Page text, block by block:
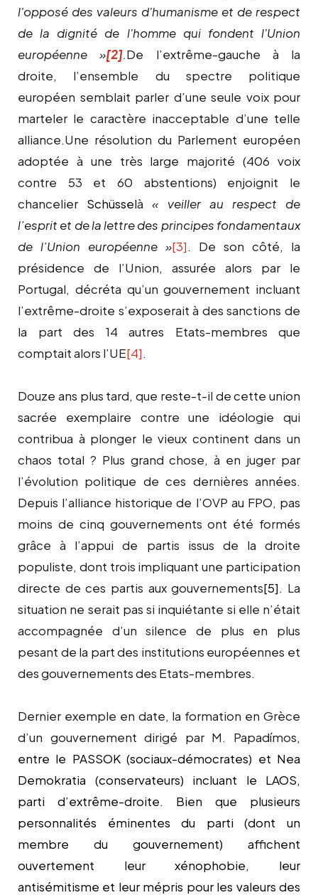
l'opposé des valeurs d'humanisme et de respect
de la dignité de l'homme qui fondent l'Union
européenne »[2].De l’extrême-gauche à la
droite, l’ensemble du spectre politique
européen semblait parler d’une seule voix pour
marteler le caractère inacceptable d’une telle
alliance.Une résolution du Parlement européen
adoptée à une très large majorité (406 voix
contre 53 et 60 abstentions) enjoignit le
chancelier Schüsselà
« veiller au respect de
l’esprit et de la lettre des principes fondamentaux
de l’Union européenne »[3]. De son côté, la
présidence de l’Union, assurée alors par le
Portugal, décréta qu’un gouvernement incluant
l’extrême-droite s’exposerait à des sanctions de
la part des 14 autres Etats-membres que
comptait alors l’UE[4].
Douze ans plus tard, que reste-t-il de cette union
sacrée exemplaire contre une idéologie qui
contribua à plonger le vieux continent dans un
chaos total ? Plus grand chose, à en juger par
l’évolution politique de ces dernières années.
Depuis l’alliance historique de l’OVP au FPO, pas
moins de cinq gouvernements ont été formés
grâce à l’appui de partis issus de la droite
populiste, dont trois impliquant une participation
directe de ces partis aux gouvernements[5]. La
situation ne serait pas si inquiétante si elle n’était
accompagnée d’un silence de plus en plus
pesant de la part des institutions européennes et
des gouvernements des Etats-membres.
Dernier exemple en date, la formation en Grèce
d’un gouvernement dirigé par M. Papadímos,
entre le PASSOK (sociaux-démocrates) et Nea
Demokratia (conservateurs) incluant le LAOS,
parti d’extrême-droite. Bien que plusieurs
personnalités éminentes du parti (dont un
membre du gouvernement) affichent
ouvertement leur xénophobie, leur
antisémitisme et leur mépris pour les valeurs des